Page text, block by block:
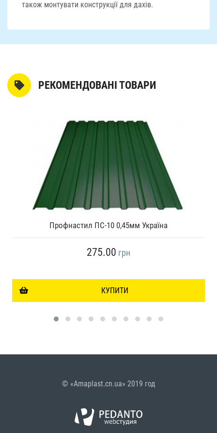
також монтувати конструкції для дахів.
РЕКОМЕНДОВАНІ ТОВАРИ
Профнастил ПС-10 0,45мм Україна
275.00 грн
КУПИТИ
© «Amaplast.cn.ua» 2019 год